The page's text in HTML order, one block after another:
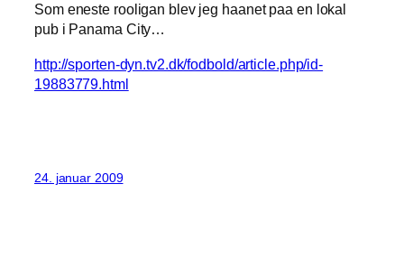
Som eneste rooligan blev jeg haanet paa en lokal
pub i Panama City…
http://sporten-dyn.tv2.dk/fodbold/article.php/id-
19883779.html
24. januar 2009